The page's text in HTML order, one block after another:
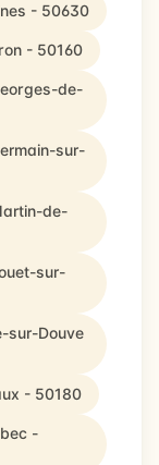
- 50630
- 50160
de-
sur-
de-
sur-
sur-Douve
- 50180
-